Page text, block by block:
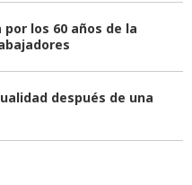
los 60 años de la
después de una